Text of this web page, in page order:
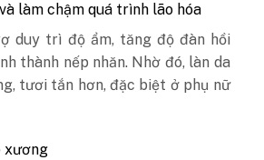
làm chậm quá trình lão hóa
duy trì độ ẩm, tăng độ đàn hồi
thành nếp nhăn. Nhờ đó, làn da
tươi tắn hơn, đặc biệt ở phụ nữ
xương